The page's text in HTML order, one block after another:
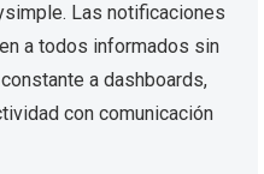
Las notificaciones
a todos informados sin
a dashboards,
con comunicación